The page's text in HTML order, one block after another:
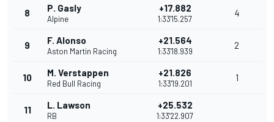
8 P. Gasly
Alpine
+17.882
1:33'15.257
4
9 F. Alonso
Aston Martin Racing
+21.564
1:33'18.939
2
10 M. Verstappen
Red Bull Racing
+21.826
1:33'19.201
1
11 L. Lawson
RB
+25.532
1:33'22.907